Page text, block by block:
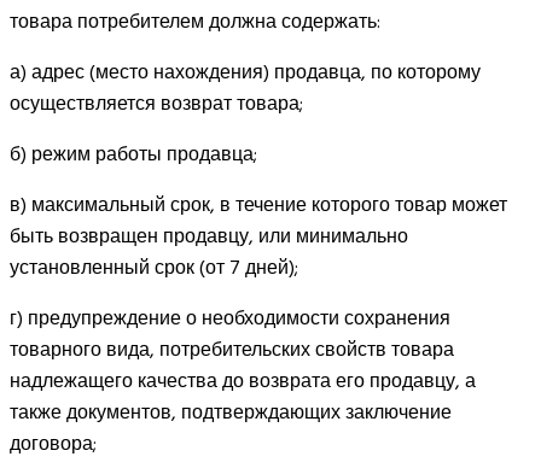
товара потребителем должна содержать:
а) адрес (место нахождения) продавца, по которому
осуществляется возврат товара;
б) режим работы продавца;
в) максимальный срок, в течение которого товар может
быть возвращен продавцу, или минимально
установленный срок (от 7 дней);
г) предупреждение о необходимости сохранения
товарного вида, потребительских свойств товара
надлежащего качества до возврата его продавцу, а
также документов, подтверждающих заключение
договора;